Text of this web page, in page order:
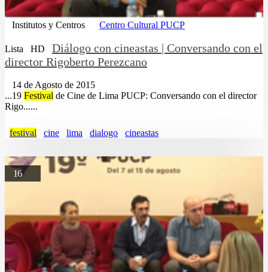
Institutos y Centros Centro Cultural PUCP
Lista HD
Diálogo con cineastas | Conversando con el
director Rigoberto Perezcano
14 de Agosto de 2015
...19 Festival de Cine de Lima PUCP: Conversando con el director
Rigo......
festival cine lima dialogo cineastas
16